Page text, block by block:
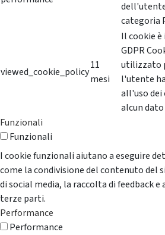
categoria
viewed_cookie_policy
11
mesi
Il cookie
GDPR
utilizzato
l'utente
all'uso dei
alcun
Funzionali
Funzionali
I cookie funzionali aiutano a eseguire
come la condivisione del contenuto del
di social media, la raccolta di feedback
terze parti.
Performance
Performance